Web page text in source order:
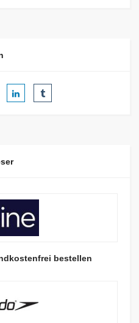
bestellen